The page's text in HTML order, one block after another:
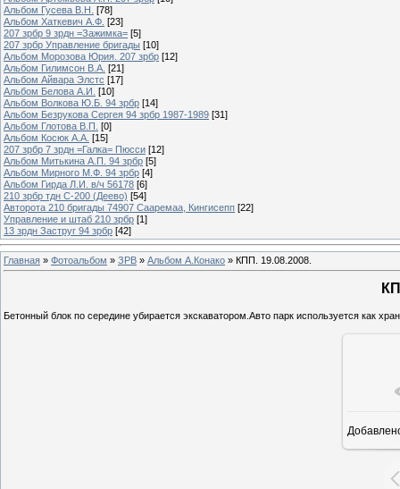
Альбом Гусева В.Н. [78]
Альбом Хаткевич А.Ф. [23]
207 зрбр 9 зрдн =Зажимка= [5]
207 зрбр Управление бригады [10]
Альбом Морозова Юрия. 207 зрбр [12]
Альбом Гилимсон В.А. [21]
Альбом Айвара Элстс [17]
Альбом Белова А.И. [10]
Альбом Волкова Ю.Б. 94 зрбр [14]
Альбом Безрукова Сергея 94 зрбр 1987-1989 [31]
Альбом Глотова В.П. [0]
Альбом Косюк А.А. [15]
207 зрбр 7 зрдн =Галка= Пюсси [12]
Альбом Митькина А.П. 94 зрбр [5]
Альбом Мирного М.Ф. 94 зрбр [4]
Альбом Гирда Л.И. в/ч 56178 [6]
210 зрбр тдн С-200 (Деево) [54]
Авторота 210 бригады 74907 Сааремаа, Кингисепп [22]
Управление и штаб 210 зрбр [1]
13 зрдн Заструг 94 зрбр [42]
Главная » Фотоальбом » ЗРВ » Альбом А.Конако » КПП. 19.08.2008.
Бетонный блок по середине убирается экскаватором.Авто парк используется как